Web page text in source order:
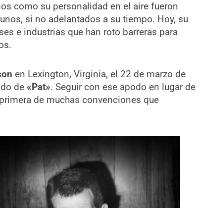
como su personalidad en el aire fueron
si no adelantados a su tiempo. Hoy, su
e industrias que han roto barreras para
en Lexington, Virginia, el 22 de marzo de
de «Pat». Seguir con ese apodo en lugar de
de muchas convenciones que